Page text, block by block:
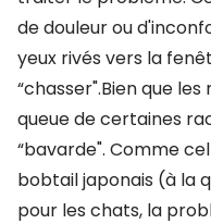
de douleur ou
yeux rivés vers la
“chasser".Bien que
queue de certaines
“bavarde". Comme
bobtail japonais (à la
pour les chats, la